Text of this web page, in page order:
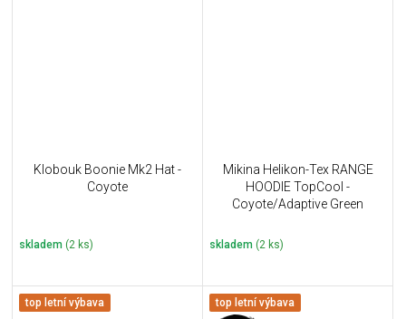
Klobouk Boonie Mk2 Hat -
Coyote
skladem (2 ks)
Mikina Helikon-Tex RANGE
HOODIE TopCool -
Coyote/Adaptive Green
skladem (2 ks)
top letní výbava top letní výbava